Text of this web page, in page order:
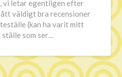
vi letar egentligen efter
väldigt bra recensioner
(kan ha varit mitt
som ser…